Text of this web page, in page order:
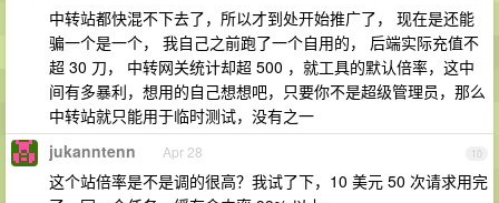
中转站都快混不下去了，所以才到处开始推广了， 现在是还能
骗一个是一个， 我自己之前跑了一个自用的， 后端实际充值不
超 30 刀， 中转网关统计却超 500 ，就工具的默认倍率，这中
间有多暴利，想用的自己想想吧，只要你不是超级管理员，那么
中转站就只能用于临时测试，没有之一
10
jukanntenn Apr 28
这个站倍率是不是调的很高？我试了下，10 美元 50 次请求用完